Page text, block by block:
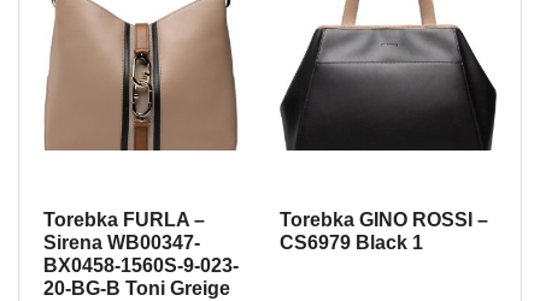
Torebka FURLA –
Sirena WB00347-
BX0458-1560S-9-023-
20-BG-B Toni Greige
Torebka GINO ROSSI –
CS6979 Black 1